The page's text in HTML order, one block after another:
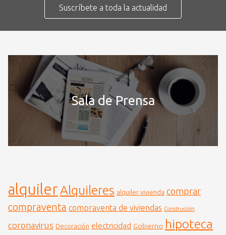
Suscríbete a toda la actualidad
Sala de Prensa
alquiler Alquileres alquiler vivienda comprar
compraventa compraventa de viviendas Construcción
coronavirus Decoración electricidad Gobierno hipoteca